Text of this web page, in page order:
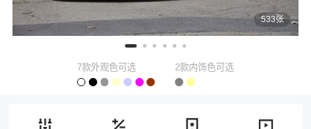
533张
7款外观色可选 2款内饰色可选